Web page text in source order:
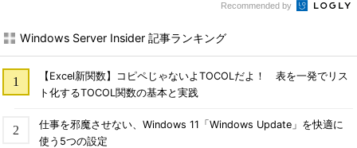
Recommended by
Windows Server Insider 記事ランキング
【Excel新関数】コピペじゃないよTOCOLだよ！ 表を一発でリス
ト化するTOCOL関数の基本と実践
仕事を邪魔させない、Windows 11「Windows Update」を快適に
使う5つの設定